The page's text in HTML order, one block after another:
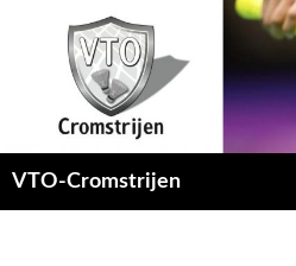
VTO-Cromstrijen